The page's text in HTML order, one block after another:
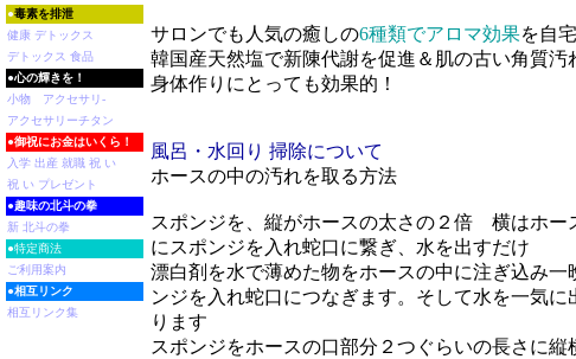
サロンでも人気の癒しの6種類でアロマ効果を自
韓国産天然塩で新陳代謝を促進＆肌の古い角質
身体作りにとっても効果的！
風呂・水回り 掃除について
ホースの中の汚れを取る方法
スポンジを、縦がホースの太さの２倍 横はホー
にスポンジを入れ蛇口に繋ぎ、水を出すだけ
漂白剤を水で薄めた物をホースの中に注ぎ込み
ンジを入れ蛇口につなぎます。そして水を一気
ります
スポンジをホースの口部分２つぐらいの長さに
●毒素を排泄
健康 デトックス
デトックス 食品
●心の輝きを！
小物 アクセサリ-
アクセサリーチタン
●御祝にお金はいくら！
入学 出産 就職 祝 い
祝 い プレゼント
●趣味の北斗の拳
新 北斗の拳
●特定商法
ご利用案内
●相互リンク
相互リンク集